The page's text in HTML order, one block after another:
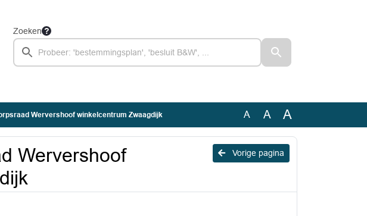
Zoeken
Wervershoof winkelcentrum Zwaagdijk A A A
Vorige pagina
Wervershoof